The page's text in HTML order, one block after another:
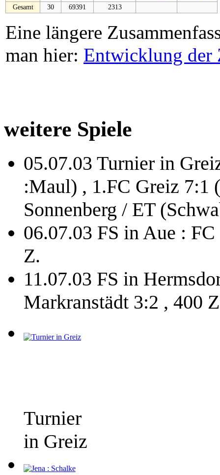
Gesamt 30 69391 2313
Eine längere
man hier: Entwicklung der
weitere Spiele
05.07.03 Turnier in
:Maul) , 1.FC Greiz 7:1
Sonnenberg / ET
06.07.03 FS in Aue :
Z.
11.07.03 FS in
Markranstädt 3:2 , 400
Turnier
in Greiz